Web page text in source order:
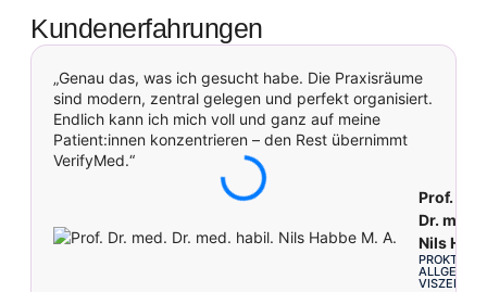
Kundenerfahrungen
„Genau das, was ich gesucht habe. Die Praxisräume
sind modern, zentral gelegen und perfekt organisiert.
Endlich kann ich mich voll und ganz auf meine
Patient:innen konzentrieren – den Rest übernimmt
VerifyMed.“
Prof. Dr.
Dr. med.
Nils